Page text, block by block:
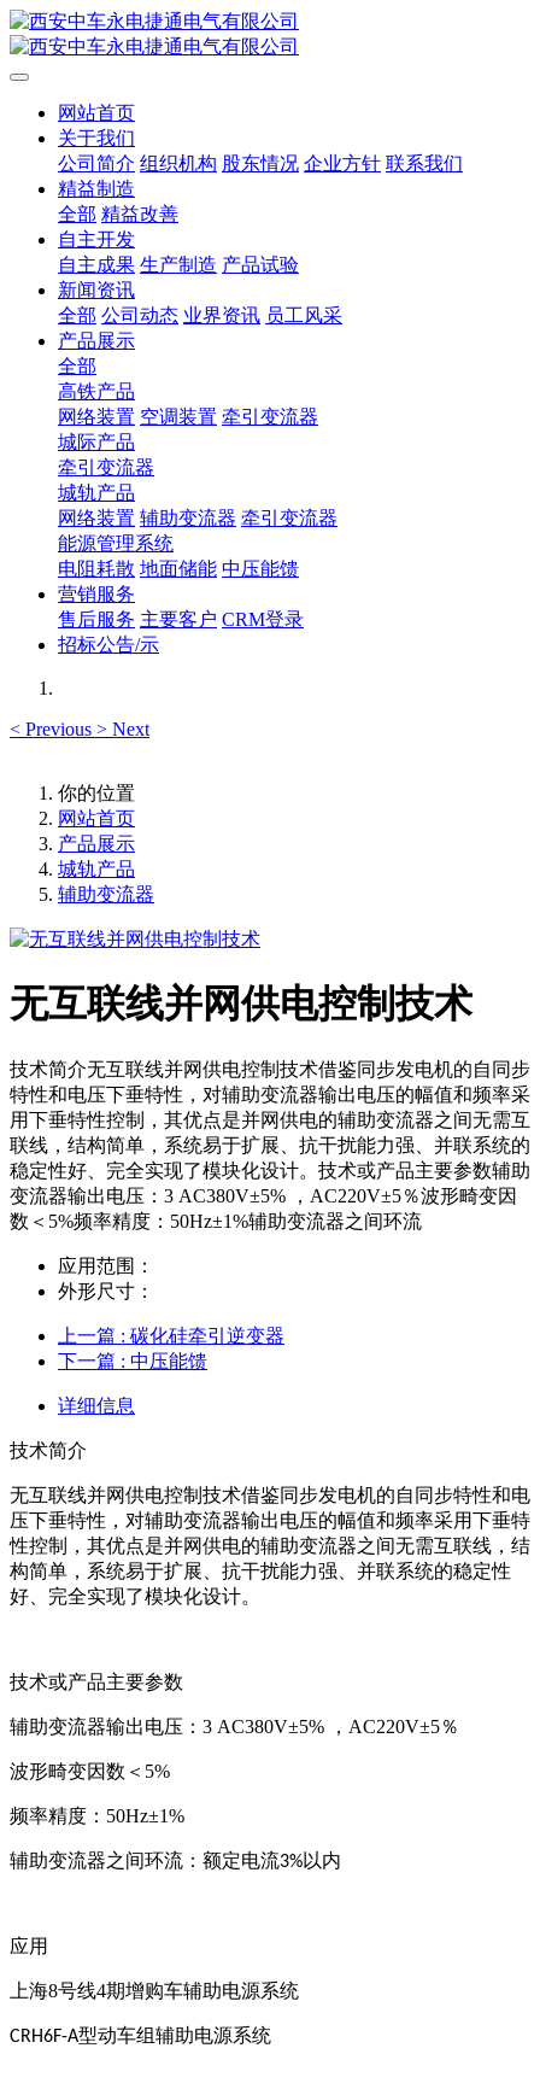
网站首页
关于我们
公司简介 组织机构 股东情况 企业方针 联系我们
精益制造
全部 精益改善
自主开发
自主成果 生产制造 产品试验
新闻资讯
全部 公司动态 业界资讯 员工风采
产品展示
全部
高铁产品
网络装置 空调装置 牵引变流器
城际产品
牵引变流器
城轨产品
网络装置 辅助变流器 牵引变流器
能源管理系统
电阻耗散 地面储能 中压能馈
营销服务
售后服务 主要客户 CRM登录
招标公告/示
< Previous > Next
你的位置
网站首页
产品展示
城轨产品
辅助变流器
无互联线并网供电控制技术
技术简介无互联线并网供电控制技术借鉴同步发电机的自同步
特性和电压下垂特性，对辅助变流器输出电压的幅值和频率采
用下垂特性控制，其优点是并网供电的辅助变流器之间无需互
联线，结构简单，系统易于扩展、抗干扰能力强、并联系统的
稳定性好、完全实现了模块化设计。技术或产品主要参数辅助
变流器输出电压：3 AC380V±5% ，AC220V±5％波形畸变因
数＜5%频率精度：50Hz±1%辅助变流器之间环流
应用范围：
外形尺寸：
上一篇 : 碳化硅牵引逆变器
下一篇 : 中压能馈
详细信息
技术简介
无互联线并网供电控制技术借鉴同步发电机的自同步特性和电
压下垂特性，对辅助变流器输出电压的幅值和频率采用下垂特
性控制，其优点是并网供电的辅助变流器之间无需互联线，结
构简单，系统易于扩展、抗干扰能力强、并联系统的稳定性
好、完全实现了模块化设计。
技术或产品主要参数
辅助变流器输出电压： 3 AC380V±5% ， AC220V±5％
波形畸变因数＜ 5%
频率精度： 50Hz±1%
辅助变流器之间环流：额定电流3%以内
应用
上海8号线4期增购车辅助电源系统
CRH6F-A型动车组辅助电源系统